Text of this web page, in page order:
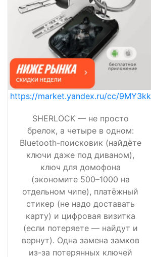
https://market.yandex.ru/cc/9MY3kk
SHERLOCK — не просто
брелок, а четыре в одном:
Bluetooth-поисковик (найдёте
ключи даже под диваном),
ключ для домофона
(экономите 500–1000 на
отдельном чипе), платёжный
стикер (не надо доставать
карту) и цифровая визитка
(если потеряете — найдут и
вернут). Одна замена замков
из-за потерянных ключей